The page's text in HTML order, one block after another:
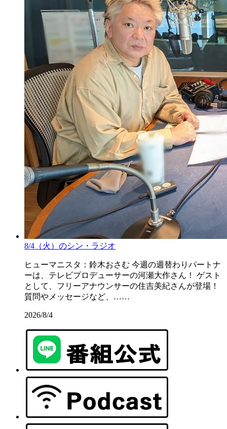
8/4（火）のシン・ラジオ
ヒューマニスタ：鈴木おさむ 今週の週替わりパートナ
ーは、テレビプロデューサーの河瀬大作さん！ ゲスト
として、フリーアナウンサーの住吉美紀さんが登場！
質問やメッセージなど、……
2026/8/4